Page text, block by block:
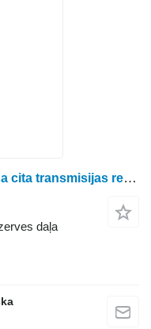
Oś tylna – przekładnia planetarna cita transmisijas rezerves daļa paredzēts Fendt 828 S4 Vario riteņtraktora
daļa